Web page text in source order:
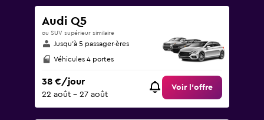
Audi Q5
ou SUV supérieur similaire
Jusqu’à 5 passager·ères
Véhicules 4 portes
38 €/jour
22 août - 27 août
Voir l’offre